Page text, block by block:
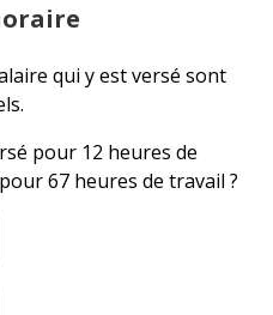
qui y est versé sont
pour 12 heures de
67 heures de travail ?